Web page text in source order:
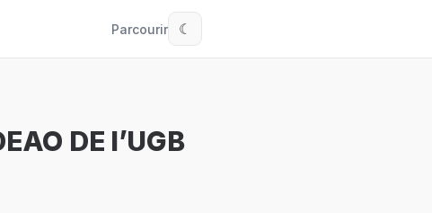
Parcourir ☾
DE l’UGB